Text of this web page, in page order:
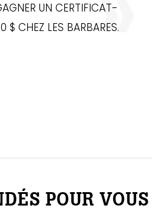
UN CERTIFICAT-
$ CHEZ LES BARBARES.
POUR VOUS